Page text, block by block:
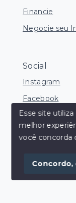
Financie
Negocie seu
Social
Instagram
Facebook
© Copyright
SITE PARA IMOBILIARIA
Esse site utiliza
melhor
você concorda